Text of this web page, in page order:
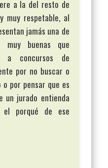
a la del resto de
muy respetable, al
jamás una de
muy buenas que
a concursos de
por no buscar o
por pensar que es
un jurado entienda
porqué de ese